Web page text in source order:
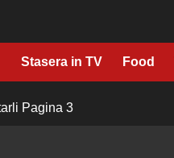
Stasera in TV Food
Pagina 3